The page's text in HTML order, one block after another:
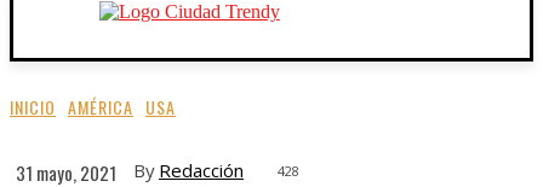
INICIO AMÉRICA USA
31 mayo, 2021 By Redacción 428